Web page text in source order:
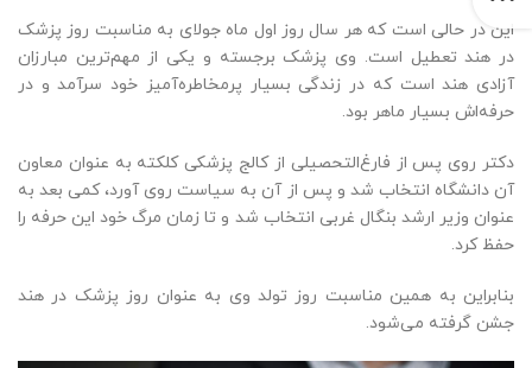
این در حالی است که هر سال روز اول ماه جولای به مناسبت روز پزشک
در هند تعطیل است. وی پزشک برجسته و یکی از مهم‌‌ترین مبارزان
آزادی هند است که در زندگی بسیار پرمخاطره‌‌آمیز خود سرآمد و در
حرفه‌‌اش بسیار ماهر بود.
دکتر روی پس از فارغ‌التحصیلی از کالج پزشکی کلکته به عنوان معاون
آن دانشگاه انتخاب شد و پس از آن به سیاست روی آورد، کمی بعد به
عنوان وزیر ارشد بنگال غربی انتخاب شد و تا زمان مرگ خود این حرفه را
حفظ کرد.
بنابراین به همین مناسبت روز تولد وی به عنوان روز پزشک در هند
جشن گرفته می‌شود.